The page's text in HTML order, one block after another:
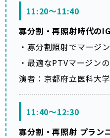
11:20～11:40
寡分割・再照射時代の
・寡分割照射でマージ
・最適なPTVマージン
演者：京都府立医科
11:40～12:30
寡分割・再照射 プラ